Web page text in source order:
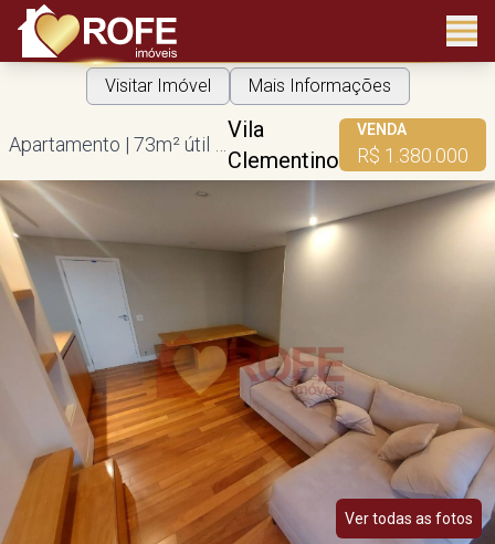
Vila
Clementino
VENDA
R$ 1.380.000
Visitar Imóvel Mais Informações
Ver todas as fotos